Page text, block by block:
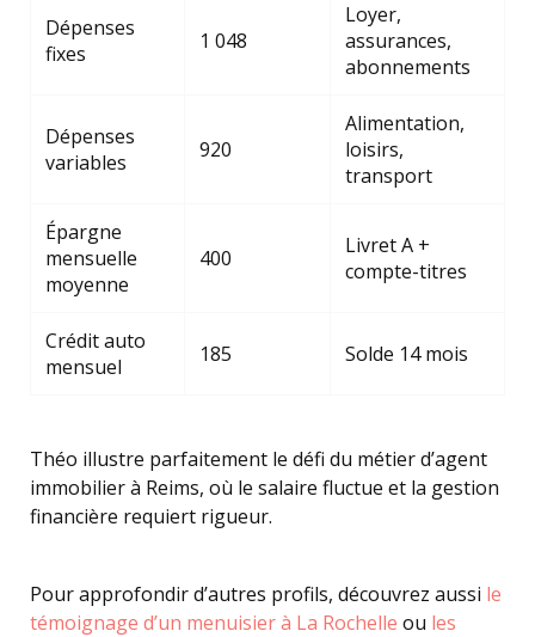
Dépenses
fixes
1 048
Loyer,
assurances,
abonnements
Dépenses
variables
920
Alimentation,
loisirs,
transport
Épargne
mensuelle
moyenne
400
Livret A +
compte-titres
Crédit auto
mensuel
185 Solde 14 mois
Théo illustre parfaitement le défi du métier d’agent
immobilier à Reims, où le salaire fluctue et la gestion
financière requiert rigueur.
Pour approfondir d’autres profils, découvrez aussi le
témoignage d’un menuisier à La Rochelle ou les